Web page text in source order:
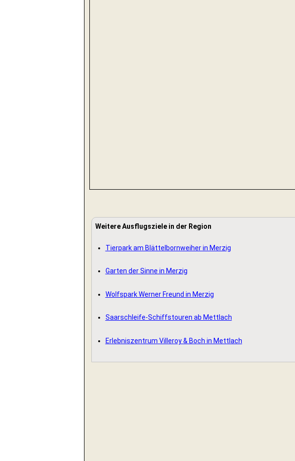
Weitere Ausflugsziele in der Region
Tierpark am Blättelbornweiher in Merzig
Garten der Sinne in Merzig
Wolfspark Werner Freund in Merzig
Saarschleife-Schiffstouren ab Mettlach
Erlebniszentrum Villeroy & Boch in Mettlach